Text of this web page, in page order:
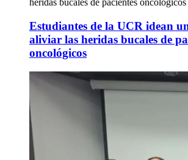
heridas bucales de pacientes oncológicos
Estudiantes de la UCR idean
aliviar las heridas bucales de
oncológicos